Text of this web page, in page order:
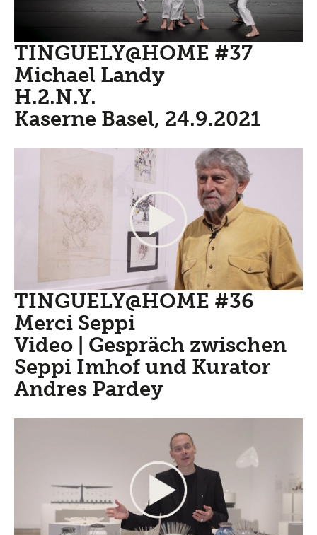
TINGUELY@HOME #37
Michael Landy
H.2.N.Y.
Kaserne Basel, 24.9.2021
TINGUELY@HOME #36
Merci Seppi
Video | Gespräch zwischen
Seppi Imhof und Kurator
Andres Pardey